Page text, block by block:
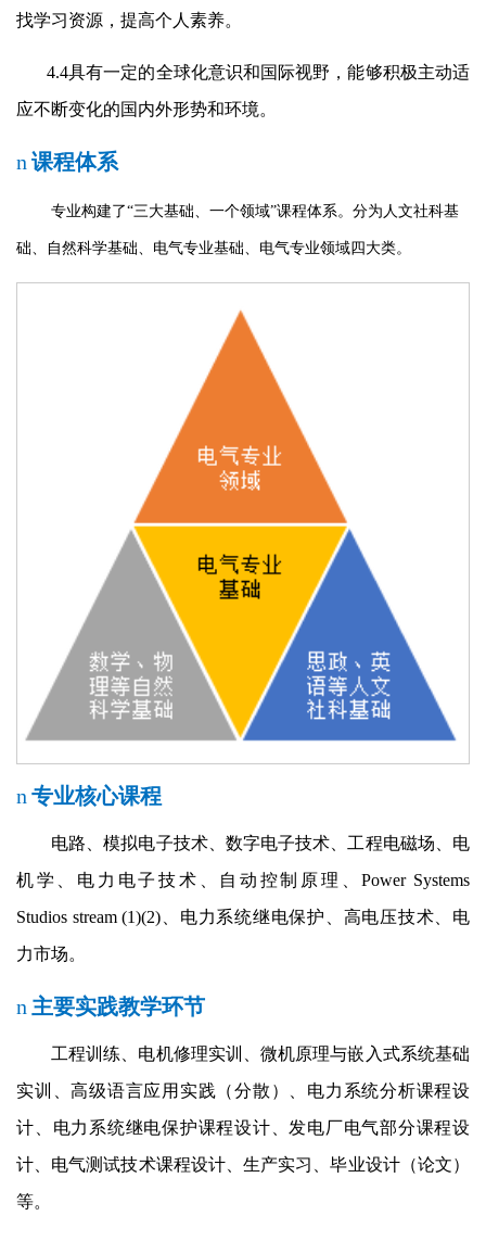
找学习资源，提高个人素养。
4.4具有一定的全球化意识和国际视野，能够积极主动适
应不断变化的国内外形势和环境。
n 课程体系
专业构建了“三大基础、一个领域”课程体系。分为人文社科基
础、自然科学基础、电气专业基础、电气专业领域四大类。
n专业核心课程
电路、模拟电子技术、数字电子技术、工程电磁场、电
机学、电力电子技术、自动控制原理、Power Systems
Studios stream (1)(2)、电力系统继电保护、高电压技术、电
力市场。
n主要实践教学环节
工程训练、电机修理实训、微机原理与嵌入式系统基础
实训、高级语言应用实践（分散）、电力系统分析课程设
计、电力系统继电保护课程设计、发电厂电气部分课程设
计、电气测试技术课程设计、生产实习、毕业设计（论文）
等。